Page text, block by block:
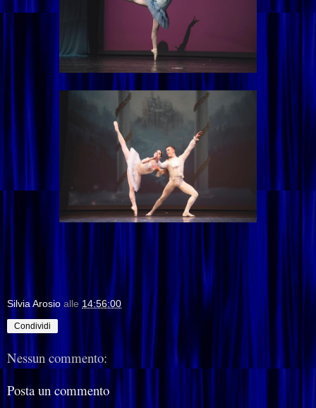
Silvia Arosio alle 14:56:00
Condividi
Nessun commento:
Posta un commento